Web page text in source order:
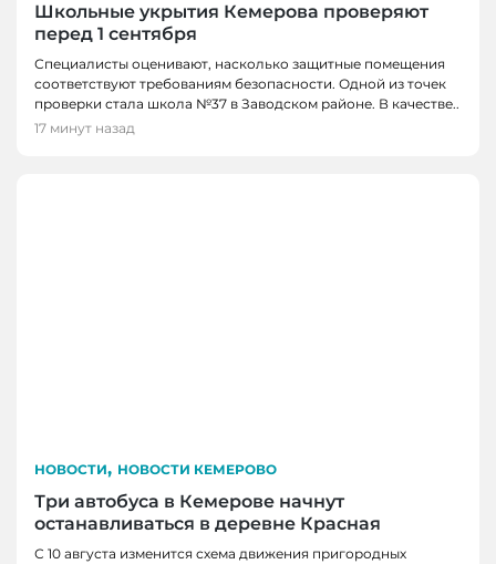
Школьные укрытия Кемерова проверяют
перед 1 сентября
Специалисты оценивают, насколько защитные помещения
соответствуют требованиям безопасности. Одной из точек
проверки стала школа №37 в Заводском районе. В качестве..
17 минут назад
НОВОСТИ, НОВОСТИ КЕМЕРОВО
Три автобуса в Кемерове начнут
останавливаться в деревне Красная
С 10 августа изменится схема движения пригородных